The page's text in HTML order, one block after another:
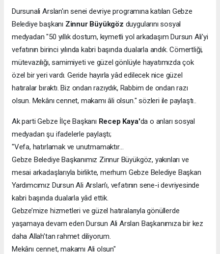
Dursunali Arslan'ın senei devriye programına katılan Gebze
Belediye başkanı Zinnur Büyükgöz duygularını sosyal
medyadan "50 yıllık dostum, kıymetli yol arkadaşım Dursun Ali’yi
vefatının birinci yılında kabri başında dualarla andık. Cömertliği,
mütevazılığı, samimiyeti ve güzel gönlüyle hayatımızda çok
özel bir yeri vardı. Geride hayırla yâd edilecek nice güzel
hatıralar bıraktı. Biz ondan razıydık, Rabbim de ondan razı
olsun. Mekânı cennet, makamı âli olsun." sözleri ile paylaştı..
Ak parti Gebze İlçe Başkanı Recep Kaya'da o anları sosyal
medyadan şu ifadelerle paylaştı;
"Vefa, hatırlamak ve unutmamaktır…
Gebze Belediye Başkanımız Zinnur Büyükgöz, yakınları ve
mesai arkadaşlarıyla birlikte, merhum Gebze Belediye Başkan
Yardımcımız Dursun Ali Arslan’ı, vefatının sene-i devriyesinde
kabri başında dualarla yâd ettik.
Gebze’mize hizmetleri ve güzel hatıralarıyla gönüllerde
yaşamaya devam eden Dursun Ali Arslan Başkanımıza bir kez
daha Allah’tan rahmet diliyorum.
Mekânı cennet, makamı Ali olsun"